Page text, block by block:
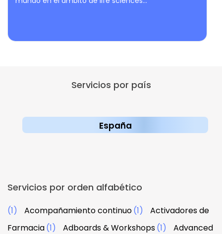
Servicios por país
España
Servicios por orden alfabético
(1) Acompañamiento continuo(1)
Activadores de
Farmacia(1) Adboards & Workshops(1)
Advanced